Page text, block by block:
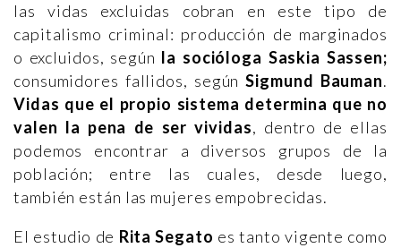
las vidas excluidas cobran en este tipo de
capitalismo criminal: producción de marginados
o excluidos, según la socióloga Saskia Sassen;
consumidores fallidos, segúnSigmund Bauman.
Vidas que el propio sistema determina que no
valen la pena de ser vividas, dentro de ellas
podemos encontrar a diversos grupos de la
población; entre las cuales, desde luego,
también están las mujeres empobrecidas.
El estudio de Rita Segato es tanto vigente como